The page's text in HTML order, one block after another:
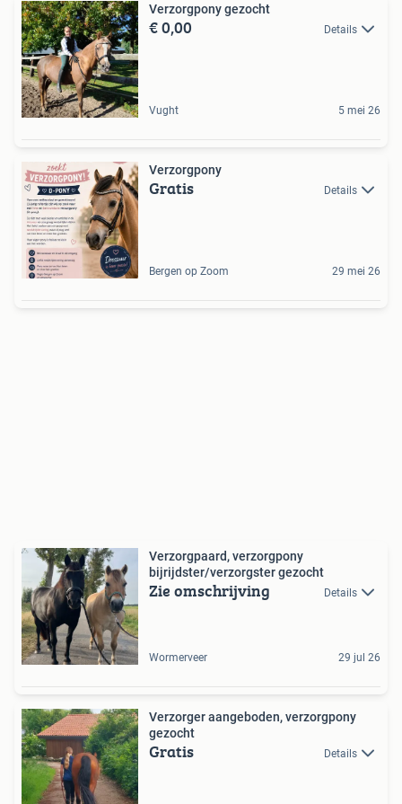
Verzorgpony gezocht
€ 0,00 Details
Vught 5 mei 26
Verzorgpony
Gratis Details
Bergen op Zoom 29 mei 26
Verzorgpaard, verzorgpony
bijrijdster/verzorgster gezocht
Zie omschrijving Details
Wormerveer 29 jul 26
Verzorger aangeboden, verzorgpony
gezocht
Gratis Details